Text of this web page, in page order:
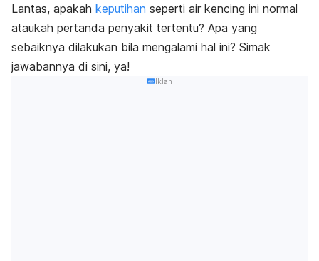
Lantas, apakah keputihan seperti air kencing ini normal
ataukah pertanda penyakit tertentu? Apa yang
sebaiknya dilakukan bila mengalami hal ini? Simak
jawabannya di sini, ya!
Iklan